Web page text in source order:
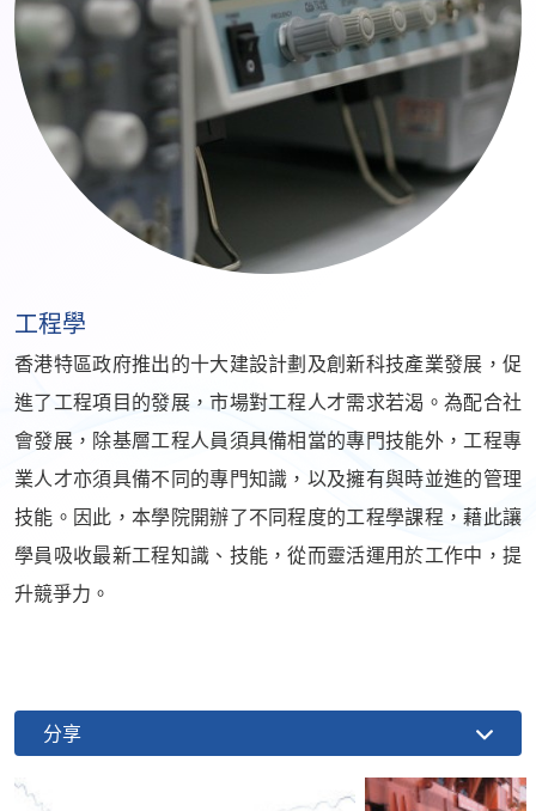
工程學
香港特區政府推出的十大建設計劃及創新科技產業發展，促
進了工程項目的發展，市場對工程人才需求若渴。為配合社
會發展，除基層工程人員須具備相當的專門技能外，工程專
業人才亦須具備不同的專門知識，以及擁有與時並進的管理
技能。因此，本學院開辦了不同程度的工程學課程，藉此讓
學員吸收最新工程知識、技能，從而靈活運用於工作中，提
升競爭力。
分享